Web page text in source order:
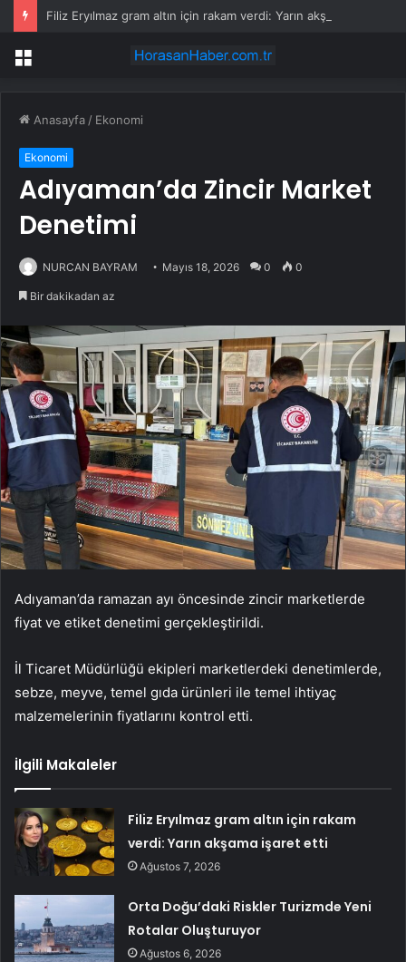
Menü
Anasayfa / Ekonomi
Ekonomi
Adıyaman’da Zincir Market
Denetimi
NURCAN BAYRAM Mayıs 18, 2026 0 0
Bir dakikadan az
Adıyaman’da ramazan ayı öncesinde zincir marketlerde
fiyat ve etiket denetimi gerçekleştirildi.
İl Ticaret Müdürlüğü ekipleri marketlerdeki denetimlerde,
sebze, meyve, temel gıda ürünleri ile temel ihtiyaç
malzemelerinin fiyatlarını kontrol etti.
İlgili Makaleler
Filiz Eryılmaz gram altın için rakam
verdi: Yarın akşama işaret etti
Ağustos 7, 2026
Orta Doğu’daki Riskler Turizmde Yeni
Rotalar Oluşturuyor
Ağustos 6, 2026